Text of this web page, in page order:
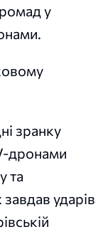
у
зранку
дронами
та
ударів